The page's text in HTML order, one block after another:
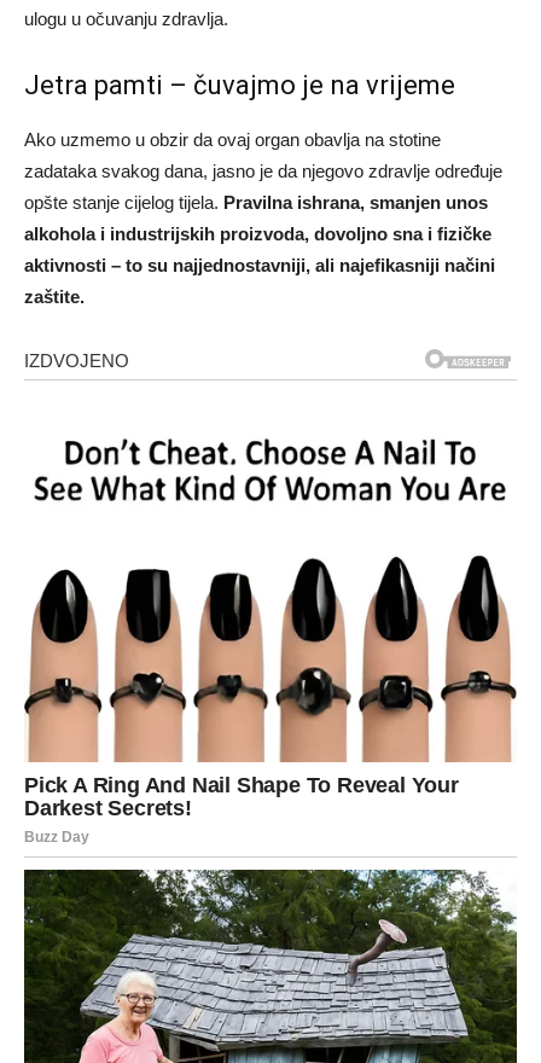
ulogu u očuvanju zdravlja.
Jetra pamti – čuvajmo je na vrijeme
Ako uzmemo u obzir da ovaj organ obavlja na stotine
zadataka svakog dana, jasno je da njegovo zdravlje određuje
opšte stanje cijelog tijela. Pravilna ishrana, smanjen unos
alkohola i industrijskih proizvoda, dovoljno sna i fizičke
aktivnosti – to su najjednostavniji, ali najefikasniji načini
zaštite.